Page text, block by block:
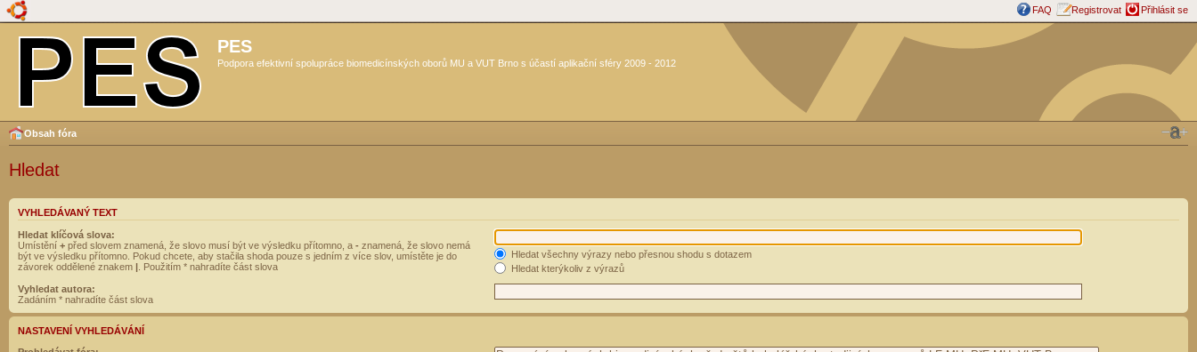
FAQ Registrovat Přihlásit se
PES
Podpora efektivní spolupráce biomedicínských oborů MU a VUT Brno s účastí aplikační sféry 2009 - 2012
Obsah fóra
Hledat
VYHLEDÁVANÝ TEXT
Hledat klíčová slova:
Umístění + před slovem znamená, že slovo musí být ve výsledku přítomno, a - znamená, že slovo nemá
být ve výsledku přítomno. Pokud chcete, aby stačila shoda pouze s jedním z více slov, umístěte je do
závorek oddělené znakem | . Použitím * nahradíte část slova
Hledat všechny výrazy nebo přesnou shodu s dotazem
Hledat kterýkoliv z výrazů
Vyhledat autora:
Zadáním * nahradíte část slova
NASTAVENÍ VYHLEDÁVÁNÍ